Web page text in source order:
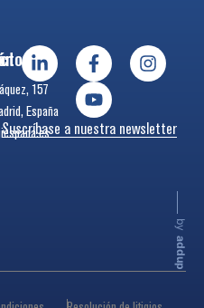
157
España
Suscríbase a nuestra newsletter
by
addup